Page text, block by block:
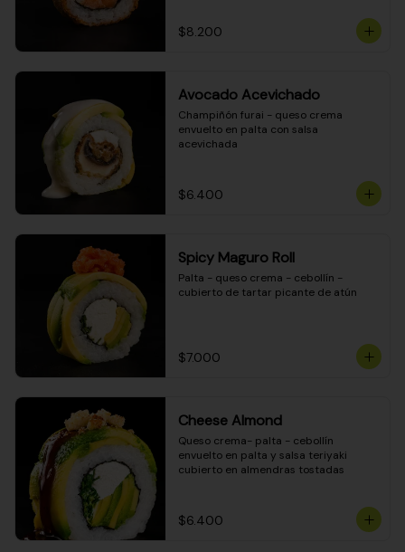
$8.200
Avocado Acevichado
Champiñón furai - queso crema
envuelto en palta con salsa
acevichada
$6.400
Spicy Maguro Roll
Palta - queso crema - cebollín -
cubierto de tartar picante de atún
$7.000
Cheese Almond
Queso crema- palta - cebollín
envuelto en palta y salsa teriyaki
cubierto en almendras tostadas
$6.400